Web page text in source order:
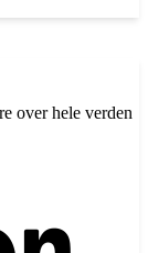
over hele verden